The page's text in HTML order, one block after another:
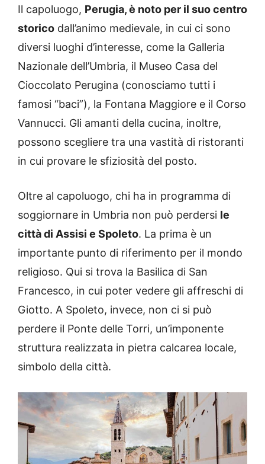
Il capoluogo, Perugia, è noto per il suo centro
storico dall’animo medievale, in cui ci sono
diversi luoghi d’interesse, come la Galleria
Nazionale dell’Umbria, il Museo Casa del
Cioccolato Perugina (conosciamo tutti i
famosi “baci”), la Fontana Maggiore e il Corso
Vannucci. Gli amanti della cucina, inoltre,
possono scegliere tra una vastità di ristoranti
in cui provare le sfiziosità del posto.
Oltre al capoluogo, chi ha in programma di
soggiornare in Umbria non può perdersi le
città di Assisi e Spoleto. La prima è un
importante punto di riferimento per il mondo
religioso. Qui si trova la Basilica di San
Francesco, in cui poter vedere gli affreschi di
Giotto. A Spoleto, invece, non ci si può
perdere il Ponte delle Torri, un’imponente
struttura realizzata in pietra calcarea locale,
simbolo della città.